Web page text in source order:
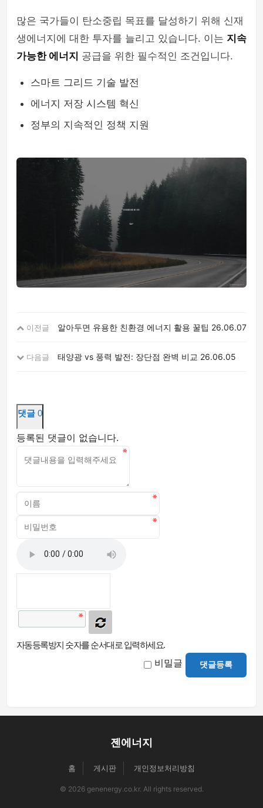
많은 국가들이 탄소중립 목표를 달성하기 위해 신재
생에너지에 대한 투자를 늘리고 있습니다. 이는 지속
가능한 에너지 공급을 위한 필수적인 조건입니다.
스마트 그리드 기술 발전
에너지 저장 시스템 혁신
정부의 지속적인 정책 지원
이전글 알아두면 유용한 친환경 에너지 활용 꿀팁 26.06.07
다음글 태양광 vs 풍력 발전: 장단점 완벽 비교 26.06.05
댓글 0
등록된 댓글이 없습니다.
자동등록방지 숫자를 순서대로 입력하세요.
비밀글 댓글등록
젠에너지
홈 게시판 개인정보처리방침
© 2026 genenergy.co.kr. All rights reserved.